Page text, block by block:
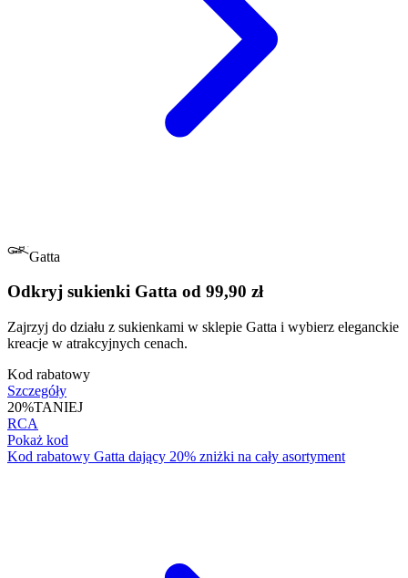
Gatta
Odkryj sukienki Gatta od 99,90 zł
Zajrzyj do działu z sukienkami w sklepie Gatta i wybierz eleganckie
kreacje w atrakcyjnych cenach.
Kod rabatowy
Szczegóły
20%TANIEJ
RCA
Pokaż kod
Kod rabatowy Gatta dający 20% zniżki na cały asortyment